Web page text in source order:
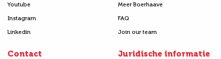
Youtube
Instagram
Linkedin
Meer Boerhaave
FAQ
Join our team
Contact Juridische informatie